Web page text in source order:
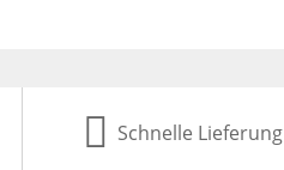
Schnelle Lieferung